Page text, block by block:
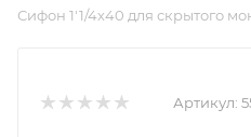
Сифон 1'1/4х40 для скрытого
Артикул: